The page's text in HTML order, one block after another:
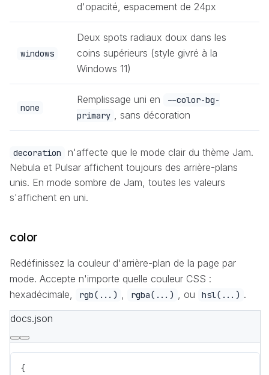
d'opacité, espacement de 24px
windows
Deux spots radiaux doux dans les
coins supérieurs (style givré à la
Windows 11)
none
Remplissage uni en
--color-bg-
primary , sans décoration
decoration
n'affecte que le mode clair du thème Jam.
Nebula et Pulsar affichent toujours des arrière-plans
unis. En mode sombre de Jam, toutes les valeurs
s'affichent en uni.
color
Redéfinissez la couleur d'arrière-plan de la page par
mode. Accepte n'importe quelle couleur CSS :
hexadécimale,
rgb(...) , rgba(...) , ou hsl(...) .
docs.json
{